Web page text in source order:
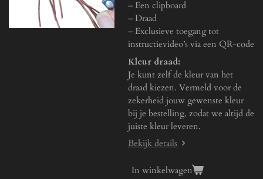
l
s
– Een clipboard
– Draad
– Exclusieve toegang tot
instructievideo’s via een QR-code
Kleur draad:
Je kunt zelf de kleur van het
draad kiezen. Vermeld voor de
zekerheid jouw gewenste kleur
bij je bestelling, zodat we altijd de
juiste kleur leveren.
Bekijk details
In winkelwagen